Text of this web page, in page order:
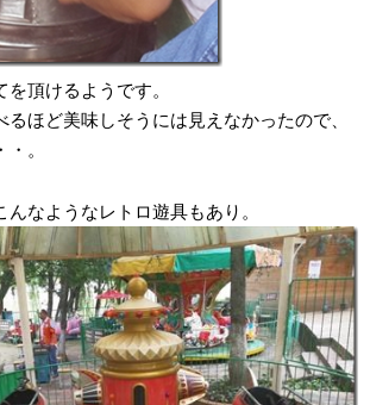
頂けるようです。
るほど美味しそうには見えなかったので、
。
んなようなレトロ遊具もあり。